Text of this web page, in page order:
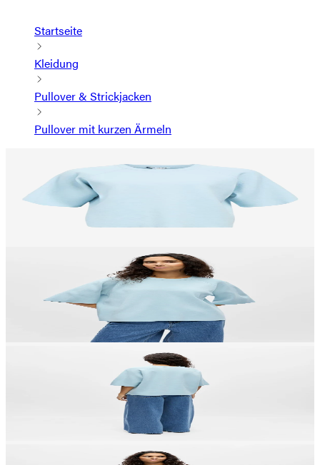
Startseite
Kleidung
Pullover & Strickjacken
Pullover mit kurzen Ärmeln